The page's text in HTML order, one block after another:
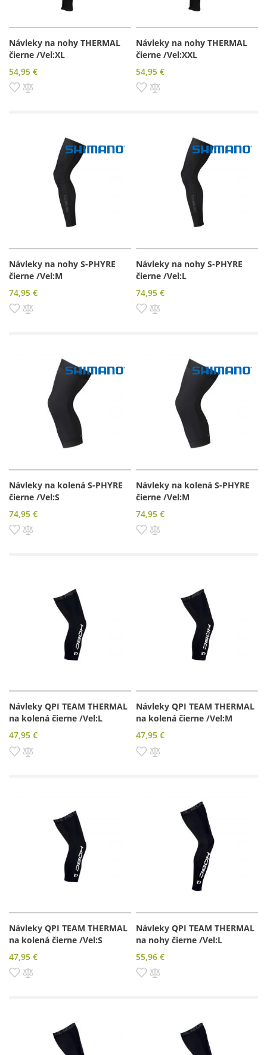
Návleky na nohy THERMAL
čierne /Vel:XL
54,95 €
Pridať do zoznamu prianí
Návleky na nohy THERMAL
čierne /Vel:XXL
54,95 €
Pridať do zoznamu prianí
Návleky na nohy S-PHYRE
čierne /Vel:M
74,95 €
Pridať do zoznamu prianí
Návleky na nohy S-PHYRE
čierne /Vel:L
74,95 €
Pridať do zoznamu prianí
Návleky na kolená S-PHYRE
čierne /Vel:S
74,95 €
Pridať do zoznamu prianí
Návleky na kolená S-PHYRE
čierne /Vel:M
74,95 €
Pridať do zoznamu prianí
Návleky QPI TEAM THERMAL
na kolená čierne /Vel:L
47,95 €
Pridať do zoznamu prianí
Návleky QPI TEAM THERMAL
na kolená čierne /Vel:M
47,95 €
Pridať do zoznamu prianí
Návleky QPI TEAM THERMAL
na kolená čierne /Vel:S
47,95 €
Pridať do zoznamu prianí
Návleky QPI TEAM THERMAL
na nohy čierne /Vel:L
55,96 €
Pridať do zoznamu prianí